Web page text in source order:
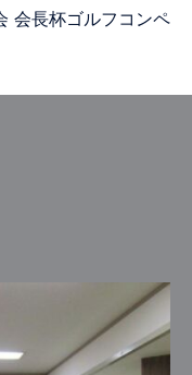
会長杯ゴルフコンペ